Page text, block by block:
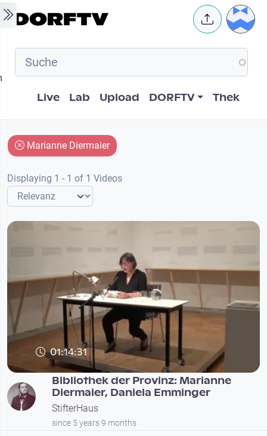
Skip to main content User
Hauptnavigation
Live Lab Upload DORFTV Thek
Marianne Diermaier
Displaying 1 - 1 of 1 Videos
01:14:31
Bibliothek der Provinz: Marianne
Diermaier, Daniela Emminger
StifterHaus
since 5 years 9 months